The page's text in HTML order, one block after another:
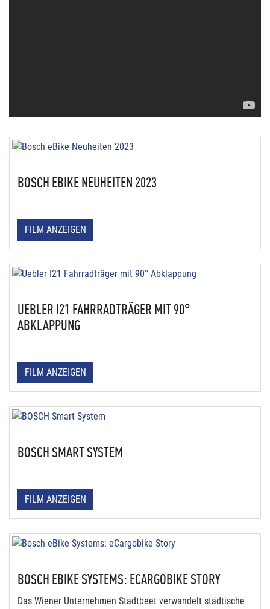
BOSCH EBIKE NEUHEITEN 2023
FILM ANZEIGEN
UEBLER I21 FAHRRADTRÄGER MIT 90°
ABKLAPPUNG
FILM ANZEIGEN
BOSCH SMART SYSTEM
FILM ANZEIGEN
BOSCH EBIKE SYSTEMS: ECARGOBIKE STORY
Das Wiener Unternehmen Stadtbeet verwandelt städtische